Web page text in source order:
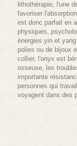
lithothérapie, l'une
favoriser
est donc parfait en
physiques,
énergies yin et
polies ou de bijoux
collier, l'onyx est
osseuse, les
importante
personnes qui
voyagent dans des